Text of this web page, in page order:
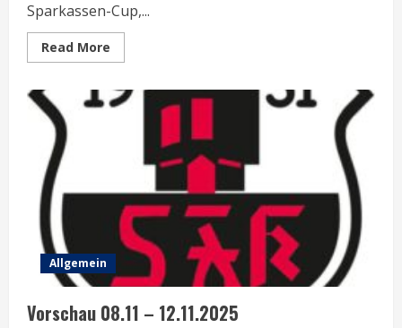
Sparkassen-Cup,...
Read More
more
Allgemein
Vorschau 08.11 – 12.11.2025